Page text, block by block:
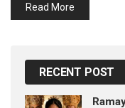
Read More
RECENT POST